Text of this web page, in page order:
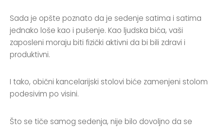
Sada je opšte poznato da je sedenje satima i satima
jednako loše kao i pušenje. Kao ljudska bića, vaši
zaposleni moraju biti fizički aktivni da bi bili zdravi i
produktivni.
I tako, obični kancelarijski stolovi biće zamenjeni stolom
podesivim po visini.
Što se tiče samog sedenja, nije bilo dovoljno da se